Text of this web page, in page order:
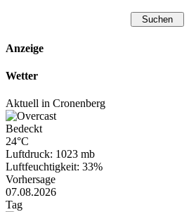
Anzeige
Wetter
Aktuell in Cronenberg
Bedeckt
24°C
Luftdruck: 1023 mb
Luftfeuchtigkeit: 33%
Vorhersage
07.08.2026
Tag